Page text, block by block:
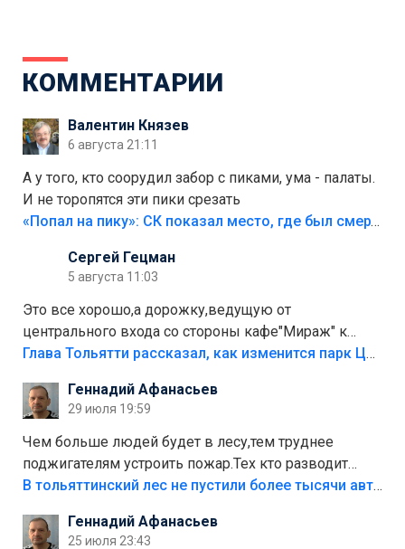
КОММЕНТАРИИ
Валентин Князев
6 августа 21:11
А у того, кто соорудил забор с пиками, ума - палаты.
И не торопятся эти пики срезать
«Попал на пику»: СК показал место, где был смертельно травмирован ребенок в Тольятти
Сергей Гецман
5 августа 11:03
Это все хорошо,а дорожку,ведущую от
центрального входа со стороны кафе"Мираж" к
аттракционам слабо доделать?А то бордюры
лежала в парке и испортилась.Да еще,видимо,часть
украли.
Глава Тольятти рассказал, как изменится парк Центрального района
Геннадий Афанасьев
29 июля 19:59
Чем больше людей будет в лесу,тем труднее
поджигателям устроить пожар.Тех кто разводит
костры,тех надо безбожно штрафовать.Камер полно
Штрафы мизерные.
В тольяттинский лес не пустили более тысячи автомобилей
Геннадий Афанасьев
25 июля 23:43